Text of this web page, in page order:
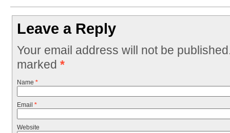
Leave a Reply
Your email address will not be
marked *
Name *
Email *
Website